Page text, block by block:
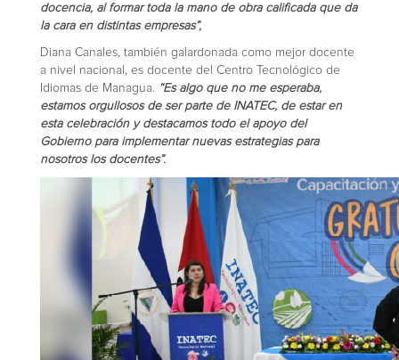
docencia, al formar toda la mano de obra calificada que da
la cara en distintas empresas”,
Diana Canales, también galardonada como mejor docente
a nivel nacional, es docente del Centro Tecnológico de
Idiomas de Managua.
“Es algo que no me esperaba,
estamos orgullosos de ser parte de INATEC, de estar en
esta celebración y destacamos todo el apoyo del
Gobierno para implementar nuevas estrategias para
nosotros los docentes”.